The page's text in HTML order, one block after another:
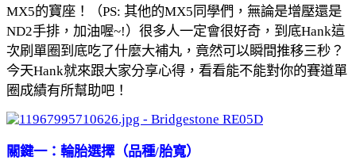
MX5的寶座！（PS: 其他的MX5同學們，無論是增壓還是
ND2手排，加油喔~!）很多人一定會很好奇，到底Hank這
次刷單圈到底吃了什麼大補丸，竟然可以瞬間推移三秒？
今天Hank就來跟大家分享心得，看看能不能對你的賽道單
圈成績有所幫助吧！
關鍵一：輪胎選擇（品種/胎寬）